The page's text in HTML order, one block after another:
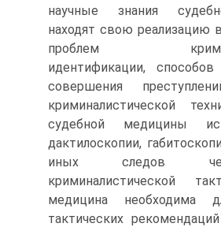
научные знания
находят свою реализацию
проблем
идентификации,
совершения
криминалистической
судебной медицины
дактилоскопии,
иных следов
криминалистической
медицина необходима
тактических